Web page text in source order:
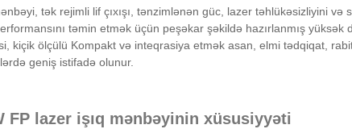
tək rejimli lif çıxışı, tənzimlənən güc, lazer təhlükəsizliyini və
təmin etmək üçün peşəkar şəkildə hazırlanmış yüksək
kiçik ölçülü Kompakt və inteqrasiya etmək asan, elmi tədqiqat,
geniş istifadə olunur.
FP lazer işıq mənbəyinin xüsusiyyəti